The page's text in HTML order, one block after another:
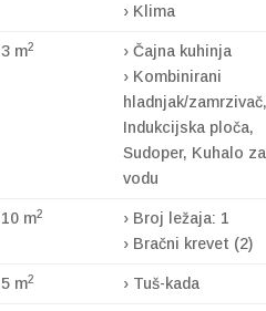
› Klima
3 m2
› Čajna kuhinja
› Kombinirani
hladnjak/zamrzivač,
Indukcijska ploča,
Sudoper, Kuhalo za
vodu
10 m2
› Broj ležaja: 1
› Bračni krevet (2)
5 m2 › Tuš-kada